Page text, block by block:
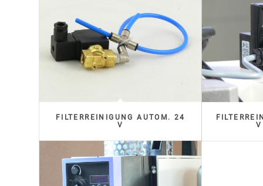
FILTERREINIGUNG AUTOM. 24
V